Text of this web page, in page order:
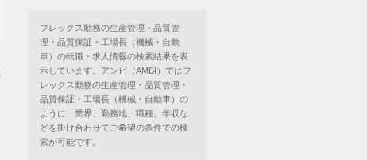
フレックス勤務の生産管理・品質管
理・品質保証・工場長（機械・自動
車）の転職・求人情報の検索結果を表
示しています。アンビ（AMBI）ではフ
レックス勤務の生産管理・品質管理・
品質保証・工場長（機械・自動車）の
ように、業界、勤務地、職種、年収な
どを掛け合わせてご希望の条件での検
索が可能です。